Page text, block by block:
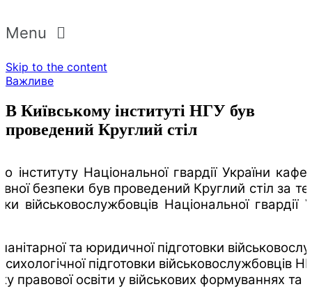
Menu
Skip to the content
Важливе
В Київському інституті НГУ був
проведений Круглий стіл
інституту Національної гвардії України
безпеки був проведений Круглий стіл за
військовослужбовців Національної гвардії
та юридичної підготовки
підготовки військовослужбовців
правової освіти у військових формуваннях